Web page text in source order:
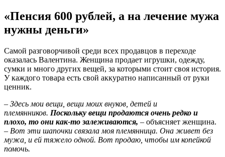
«Пенсия 600 рублей, а на лечение мужа
нужны деньги»
Самой разговорчивой среди всех продавцов в переходе
оказалась Валентина. Женщина продает игрушки, одежду,
сумки и много других вещей, за которыми стоит своя история.
У каждого товара есть свой аккуратно написанный от руки
ценник.
– Здесь мои вещи, вещи моих внуков, детей и
племянников. Поскольку вещи продаются очень редко и
плохо, то они как-то залеживаются, – объясняет женщина.
– Вот эти шапочки связала моя племянница. Она живет без
мужа, и ей тяжело одной. Вот продаю, чтобы им копейкой
помочь.